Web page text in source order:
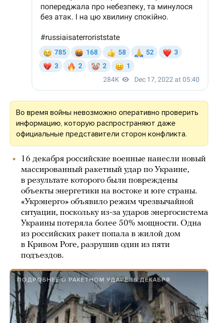
Во время войны невозможно оперативно проверить
информацию, которую распространяют даже
официальные представители сторон конфликта.
16 декабря российские военные нанесли новый
массированный ракетный удар по Украине,
в результате которого были повреждены
объекты энергетики на востоке и юге страны.
«Укрэнерго» объявило режим чрезвычайной
ситуации, поскольку из-за ударов энергосистема
Украины потеряла более 50% мощности. Одна
из российских ракет попала в жилой дом
в Кривом Роге, разрушив один из пяти
подъездов.
ПОДРОБНЕЕ О РАКЕТНОМ УДАРЕ 16 ДЕКАБРЯ